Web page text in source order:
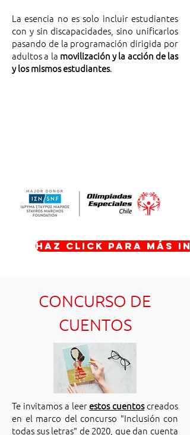
La esencia no es solo incluir estudiantes
con y sin discapacidades, sino unificarlos
pasando de la programación dirigida por
adultos a la movilización y la acción de las
y los mismos estudiantes.
Haz click para más
CONCURSO DE
CUENTOS
Te invitamos a leerestos cuentoscreados
en el marco del concurso "Inclusión con
todas sus letras" de 2020, que dan cuenta